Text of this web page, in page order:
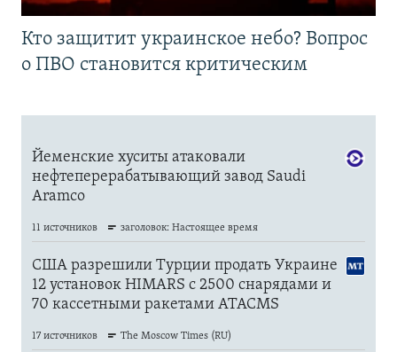
Кто защитит украинское небо? Вопрос
о ПВО становится критическим